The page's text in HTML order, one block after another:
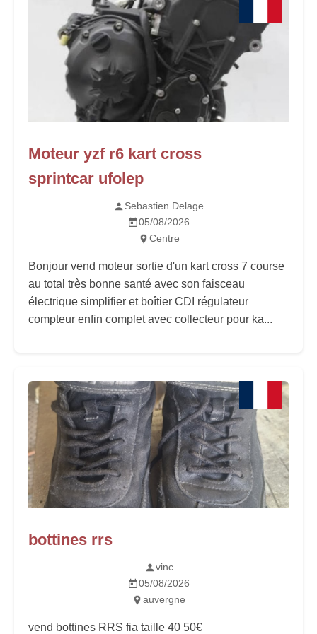
Moteur yzf r6 kart cross
sprintcar ufolep
Sebastien Delage
05/08/2026
Centre
Bonjour vend moteur sortie d'un kart cross 7 course
au total très bonne santé avec son faisceau
électrique simplifier et boîtier CDI régulateur
compteur enfin complet avec collecteur pour ka...
bottines rrs
vinc
05/08/2026
auvergne
vend bottines RRS fia taille 40 50€